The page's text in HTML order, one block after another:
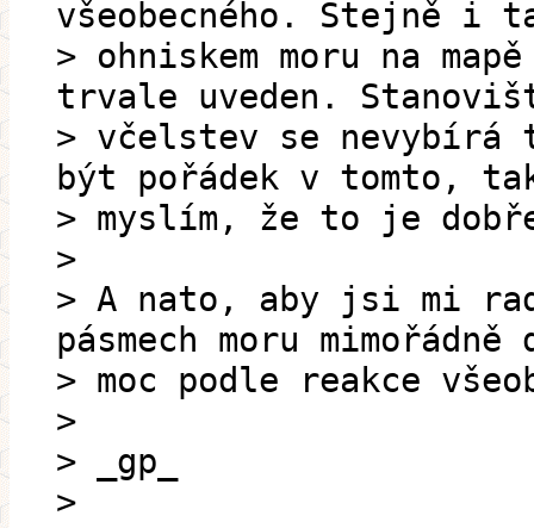
všeobecného. Stejně i
> ohniskem moru na
trvale uveden.
> včelstev se
být pořádek v tomto,
> myslím, že to je
>
> A nato, aby jsi mi
pásmech moru
> moc podle reakce
>
> _gp_
>